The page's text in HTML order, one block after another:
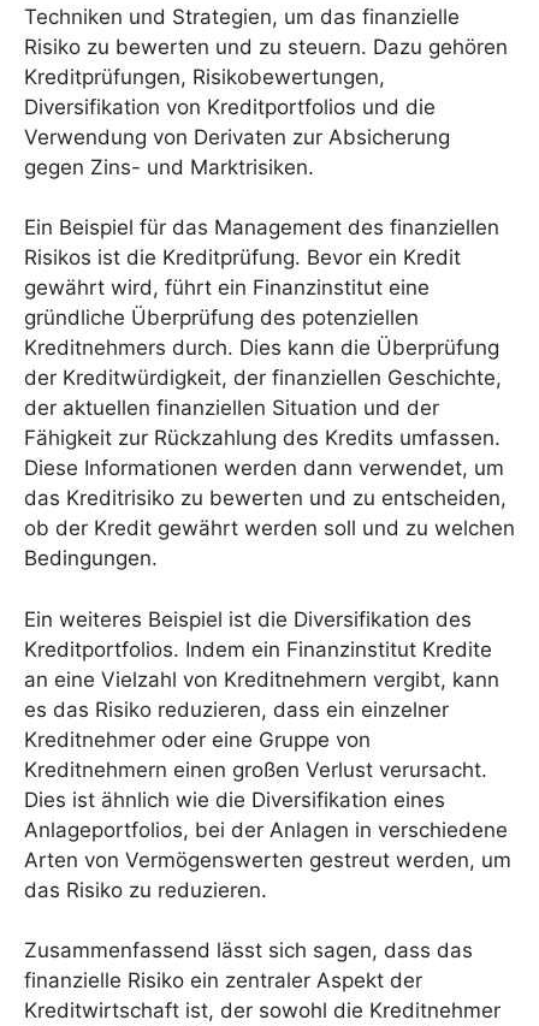
Techniken und Strategien, um das finanzielle
Risiko zu bewerten und zu steuern. Dazu gehören
Kreditprüfungen, Risikobewertungen,
Diversifikation von Kreditportfolios und die
Verwendung von Derivaten zur Absicherung
gegen Zins- und Marktrisiken.
Ein Beispiel für das Management des finanziellen
Risikos ist die Kreditprüfung. Bevor ein Kredit
gewährt wird, führt ein Finanzinstitut eine
gründliche Überprüfung des potenziellen
Kreditnehmers durch. Dies kann die Überprüfung
der Kreditwürdigkeit, der finanziellen Geschichte,
der aktuellen finanziellen Situation und der
Fähigkeit zur Rückzahlung des Kredits umfassen.
Diese Informationen werden dann verwendet, um
das Kreditrisiko zu bewerten und zu entscheiden,
ob der Kredit gewährt werden soll und zu welchen
Bedingungen.
Ein weiteres Beispiel ist die Diversifikation des
Kreditportfolios. Indem ein Finanzinstitut Kredite
an eine Vielzahl von Kreditnehmern vergibt, kann
es das Risiko reduzieren, dass ein einzelner
Kreditnehmer oder eine Gruppe von
Kreditnehmern einen großen Verlust verursacht.
Dies ist ähnlich wie die Diversifikation eines
Anlageportfolios, bei der Anlagen in verschiedene
Arten von Vermögenswerten gestreut werden, um
das Risiko zu reduzieren.
Zusammenfassend lässt sich sagen, dass das
finanzielle Risiko ein zentraler Aspekt der
Kreditwirtschaft ist, der sowohl die Kreditnehmer